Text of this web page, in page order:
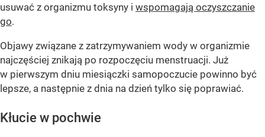
usuwać z organizmu toksyny i wspomagają oczyszczanie
go.
Objawy związane z zatrzymywaniem wody w organizmie
najczęściej znikają po rozpoczęciu menstruacji. Już
w pierwszym dniu miesiączki samopoczucie powinno być
lepsze, a następnie z dnia na dzień tylko się poprawiać.
Kłucie w pochwie